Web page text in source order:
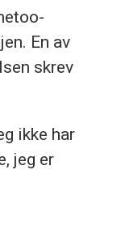
En av
skrev
ikke har
jeg er